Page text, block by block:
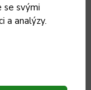
se svými
a analýzy.